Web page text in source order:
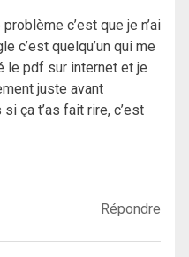
c’est que je n’ai
c’est quelqu’un qui me
le pdf sur internet et je
juste avant
ça t’as fait rire, c’est
Répondre